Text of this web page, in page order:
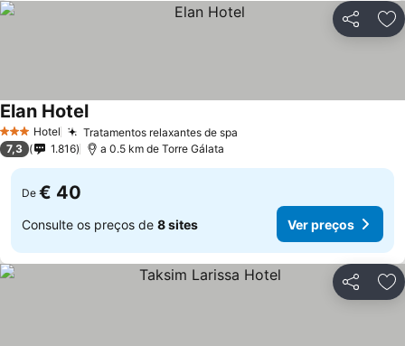
Partilhar
3 EstrelasHotel Tratamentos relaxantes de spa
Elan HotelVer preços
7,3 1.816 a 0.5 km de Torre Gálata
De € 40
Consulte os preços de 8 sites Ver preços
Partilhar